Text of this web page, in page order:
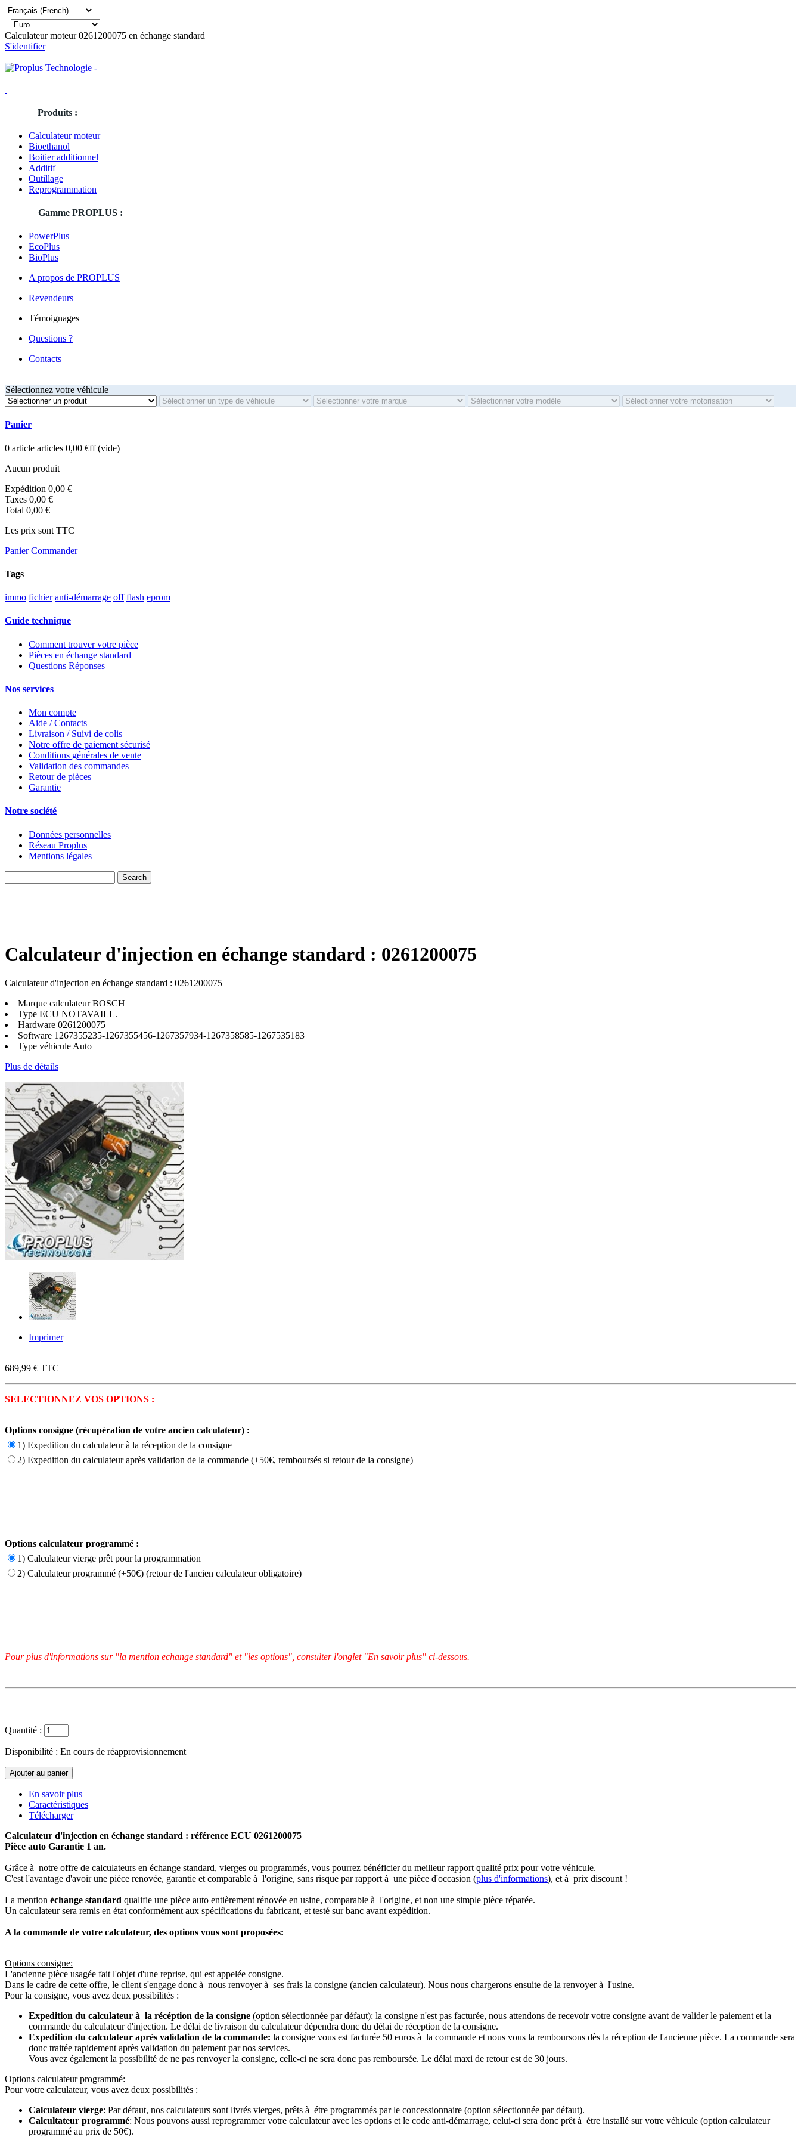
Calculateur moteur 0261200075 en échange standard
S'identifier
Produits :
Calculateur moteur
Bioethanol
Boitier additionnel
Additif
Outillage
Reprogrammation
Gamme PROPLUS :
PowerPlus
EcoPlus
BioPlus
A propos de PROPLUS
Revendeurs
Témoignages
Questions ?
Contacts
Sélectionnez votre véhicule
Panier
0 article articles 0,00 €ff (vide)
Aucun produit
Expédition 0,00 €
Taxes 0,00 €
Total 0,00 €
Les prix sont TTC
Panier Commander
Tags
immo fichier anti-démarrage off flash eprom
Guide technique
Comment trouver votre pièce
Pièces en échange standard
Questions Réponses
Nos services
Mon compte
Aide / Contacts
Livraison / Suivi de colis
Notre offre de paiement sécurisé
Conditions générales de vente
Validation des commandes
Retour de pièces
Garantie
Notre société
Données personnelles
Réseau Proplus
Mentions légales
Calculateur d'injection en échange standard : 0261200075
Calculateur d'injection en échange standard : 0261200075
Marque calculateurBOSCH
Type ECU NOTAVAILL.
Hardware 0261200075
Software 1267355235-1267355456-1267357934-1267358585-1267535183
Type véhicule Auto
Plus de détails
Imprimer
689,99 € TTC
SELECTIONNEZ VOS OPTIONS :
Options consigne (récupération de votre ancien calculateur) :
1) Expedition du calculateur à la réception de la consigne
2) Expedition du calculateur après validation de la commande (+50€, remboursés si retour de la consigne)
Options calculateur programmé :
1) Calculateur vierge prêt pour la programmation
2) Calculateur programmé (+50€) (retour de l'ancien calculateur obligatoire)
Pour plus d'informations sur "la mention echange standard" et "les options", consulter l'onglet "En savoir plus" ci-dessous.
Quantité :
Disponibilité : En cours de réapprovisionnement
En savoir plus
Caractéristiques
Télécharger
Calculateur d'injection en échange standard : référence ECU 0261200075
Pièce auto Garantie 1 an.
Grâce à notre offre de calculateurs en échange standard, vierges ou programmés, vous pourrez bénéficier du meilleur rapport qualité prix pour votre véhicule.
C'est l'avantage d'avoir une pièce renovée, garantie et comparable à l'origine, sans risque par rapport à une pièce d'occasion (plus d'informations), et à prix discount !
La mention échange standard qualifie une pièce auto entièrement rénovée en usine, comparable à l'origine, et non une simple pièce réparée.
Un calculateur sera remis en état conformément aux spécifications du fabricant, et testé sur banc avant expédition.
A la commande de votre calculateur, des options vous sont proposées:
Options consigne:
L'ancienne pièce usagée fait l'objet d'une reprise, qui est appelée consigne.
Dans le cadre de cette offre, le client s'engage donc à nous renvoyer à ses frais la consigne (ancien calculateur). Nous nous chargerons ensuite de la renvoyer à l'usine.
Pour la consigne, vous avez deux possibilités :
Expedition du calculateur à la récéption de la consigne (option sélectionnée par défaut): la consigne n'est pas facturée, nous attendons de recevoir votre consigne avant de valider le paiement et la
commande du calculateur d'injection. Le délai de livraison du calculateur dépendra donc du délai de réception de la consigne.
Expedition du calculateur après validation de la commande: la consigne vous est facturée 50 euros à la commande et nous vous la remboursons dès la réception de l'ancienne pièce. La commande sera
donc traitée rapidement après validation du paiement par nos services.
Vous avez également la possibilité de ne pas renvoyer la consigne, celle-ci ne sera donc pas remboursée. Le délai maxi de retour est de 30 jours.
Options calculateur programmé:
Pour votre calculateur, vous avez deux possibilités :
Calculateur vierge: Par défaut, nos calculateurs sont livrés vierges, prêts à étre programmés par le concessionnaire (option sélectionnée par défaut).
Calcultateur programmé: Nous pouvons aussi reprogrammer votre calculateur avec les options et le code anti-démarrage, celui-ci sera donc prêt à étre installé sur votre véhicule (option calculateur
programmé au prix de 50€).